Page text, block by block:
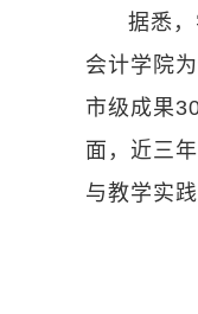
据悉
会计学院
市级成果
面，近三
与教学实